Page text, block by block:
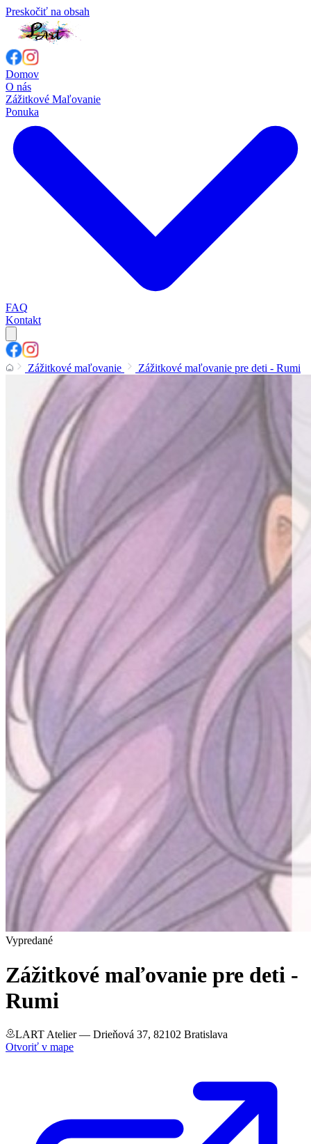
Preskočiť na obsah
Domov
O nás
Zážitkové Maľovanie
Ponuka
FAQ
Kontakt
Zážitkové maľovanie Zážitkové maľovanie pre deti - Rumi
Vypredané
Zážitkové maľovanie pre deti -
Rumi
LART Atelier— Drieňová 37, 82102 Bratislava
Otvoriť v mape